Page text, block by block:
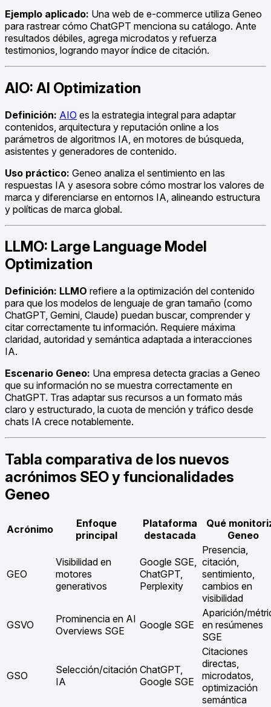
Ejemplo aplicado: Una web de e-commerce utiliza Geneo
para rastrear cómo ChatGPT menciona su catálogo. Ante
resultados débiles, agrega microdatos y refuerza
testimonios, logrando mayor índice de citación.
AIO: AI Optimization
Definición: AIO es la estrategia integral para adaptar
contenidos, arquitectura y reputación online a los
parámetros de algoritmos IA, en motores de búsqueda,
asistentes y generadores de contenido.
Uso práctico: Geneo analiza el sentimiento en las
respuestas IA y asesora sobre cómo mostrar los valores de
marca y diferenciarse en entornos IA, alineando estructura
y políticas de marca global.
LLMO: Large Language Model
Optimization
Definición: LLMO refiere a la optimización del contenido
para que los modelos de lenguaje de gran tamaño (como
ChatGPT, Gemini, Claude) puedan buscar, comprender y
citar correctamente tu información. Requiere máxima
claridad, autoridad y semántica adaptada a interacciones
IA.
Escenario Geneo: Una empresa detecta gracias a Geneo
que su información no se muestra correctamente en
ChatGPT. Tras adaptar sus recursos a un formato más
claro y estructurado, la cuota de mención y tráfico desde
chats IA crece notablemente.
Tabla comparativa de los nuevos
acrónimos SEO y funcionalidades
Geneo
Acrónimo
Enfoque
principal
Plataforma
destacada
Qué
Geneo
GEO
Visibilidad en
motores
generativos
Google SGE,
ChatGPT,
Perplexity
Presencia,
citación,
sentimiento,
cambios en
visibilidad
GSVO
Prominencia en AI
Overviews SGE
Google SGE
Aparición/
en resúmenes
SGE
GSO
Selección/citación
IA
ChatGPT,
Google SGE
Citaciones
directas,
microdatos,
optimización
semántica